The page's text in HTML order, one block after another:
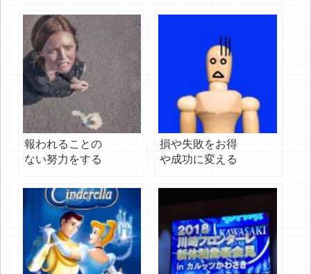
報われることの
ない努力をする
損や失敗をお得
や成功に変える